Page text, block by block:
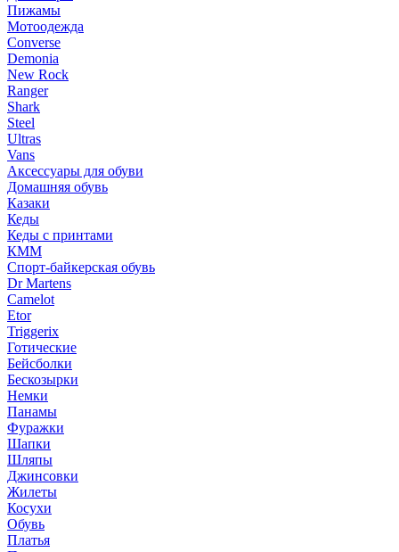
Пижамы
Мотоодежда
Converse
Demonia
New Rock
Ranger
Shark
Steel
Ultras
Vans
Аксессуары для обуви
Домашняя обувь
Казаки
Кеды
Кеды с принтами
КММ
Спорт-байкерская обувь
Dr Martens
Camelot
Etor
Triggerix
Готические
Бейсболки
Бескозырки
Немки
Панамы
Фуражки
Шапки
Шляпы
Джинсовки
Жилеты
Косухи
Обувь
Платья